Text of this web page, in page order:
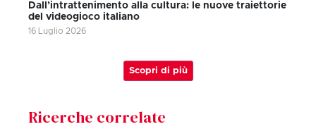
Dall’intrattenimento alla cultura: le nuove traiettorie
del videogioco italiano
16 Luglio 2026
Scopri di più
Ricerche correlate